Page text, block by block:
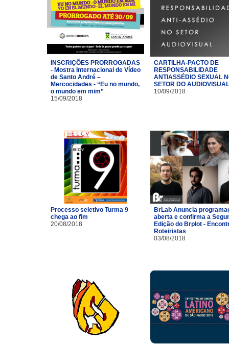
INSCRIÇÕES PRORROGADAS
- Mostra Internacional de Vídeo
de Santo André –
Mercocidades - “Eu no mundo,
o mundo em mim”
15/09/2018
CARTILHA-PACTO DE
RESPONSABILIDADE
ANTIASSÉDIO SEXUAL
SETOR DO AUDIOVISUAL
10/09/2018
Processo seletivo Turma 9
chega ao fim
20/08/2018
BrLab Anuncia
aberta e confirma a
Edição do Brplot -
Roteiristas
03/08/2018